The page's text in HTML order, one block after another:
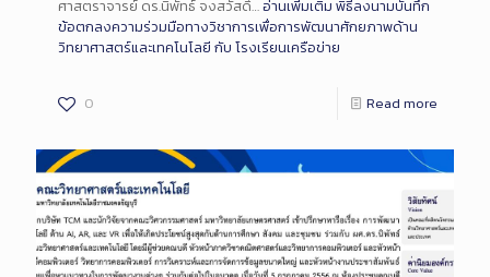
ศาสตราจารย์ ดร.นิพัทธ์ จงสวัสดิ์…อ่านเพิ่มเติม พิธีลงนามบันทึก
ข้อตกลงความร่วมมือทางวิชาการเพื่อการพัฒนาศักยภาพด้าน
วิทยาศาสตร์และเทคโนโลยี กับ โรงเรียนเครือข่าย
0 Read more